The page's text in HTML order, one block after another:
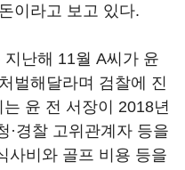
이라고 보고 있다.
지난해 11월 A씨가 윤
벌해달라며 검찰에 진
윤 전 서장이 2018년
·경찰 고위관계자 등을
사비와 골프 비용 등을